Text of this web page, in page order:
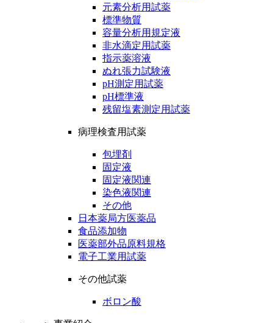
元素分析用試薬
標準物質
容量分析用規定液
非水滴定用試薬
指示薬溶液
ぬれ張力試験液
pH測定用試薬
pH標準液
残留塩素測定用試薬
病理検査用試薬
包埋剤
固定液
固定液関連
染色液関連
その他
日本薬局方医薬品
食品添加物
医薬部外品原料規格
電子工業用試薬
その他試薬
ボロン酸